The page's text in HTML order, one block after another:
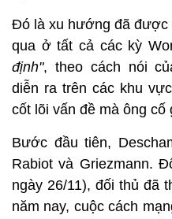
Đó là xu hướng đã được
qua ở tất cả các kỳ
định", theo cách nói
diễn ra trên các khu
cốt lõi vấn đề mà ông cố
Bước đầu tiên,
Rabiot và Griezmann.
ngày 26/11), đối thủ đã
năm nay, cuộc cách